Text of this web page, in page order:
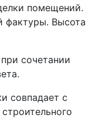
помещений.
фактуры. Высота
сочетании
совпадает с